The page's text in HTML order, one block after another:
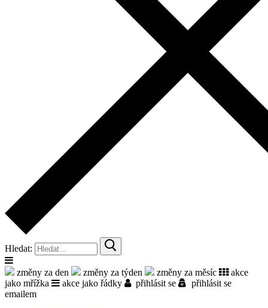
Hledat:
změny za den změny za týden změny za měsíc
akce
jako mřížka
akce jako řádky přihlásit se
přihlásit se
emailem